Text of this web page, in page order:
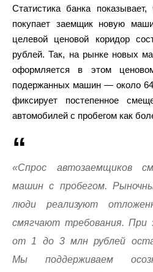
Статистика банка
покупает заемщик новую
целевой ценовой коридор
рублей. Так, на рынке новых
оформляется в этом
подержанных машин — около
фиксирует постепенное
автомобилей с пробегом как
«Спрос автозаемщиков
машин с пробегом.
люди реализуют
смягчают требования. При
от 1 до 3 млн рублей
Мы поддерживаем